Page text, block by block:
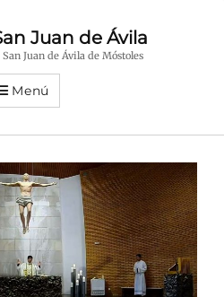
Juan de Ávila
Juan de Ávila de Móstoles
Menú